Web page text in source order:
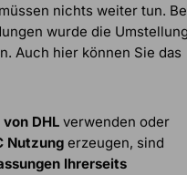
nichts weiter tun.
wurde die
Auch hier können Sie das
DHL verwenden oder
Nutzung erzeugen, sind
Ihrerseits